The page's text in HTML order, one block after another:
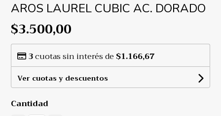
AROS LAUREL CUBIC AC. DORADO
$3.500,00
3cuotas sin interés de $1.166,67
Ver cuotas y descuentos
Cantidad